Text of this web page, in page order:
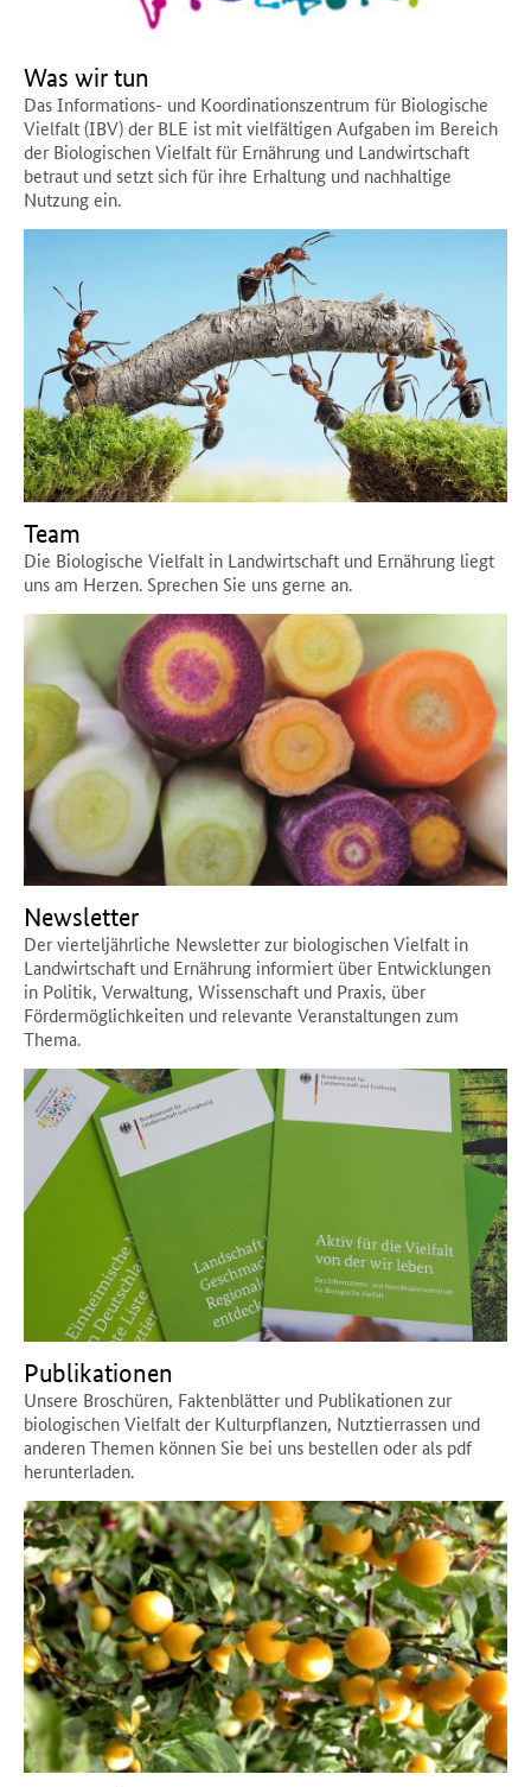
Was wir tun
Das Informations- und Koordinationszentrum für Biologische
Vielfalt (IBV) der BLE ist mit vielfältigen Aufgaben im Bereich
der Biologischen Vielfalt für Ernährung und Landwirtschaft
betraut und setzt sich für ihre Erhaltung und nachhaltige
Nutzung ein.
Team
Die Biologische Vielfalt in Landwirtschaft und Ernährung liegt
uns am Herzen. Sprechen Sie uns gerne an.
Newsletter
Der vierteljährliche Newsletter zur biologischen Vielfalt in
Landwirtschaft und Ernährung informiert über Entwicklungen
in Politik, Verwaltung, Wissenschaft und Praxis, über
Fördermöglichkeiten und relevante Veranstaltungen zum
Thema.
Publikationen
Unsere Broschüren, Faktenblätter und Publikationen zur
biologischen Vielfalt der Kulturpflanzen, Nutztierrassen und
anderen Themen können Sie bei uns bestellen oder als pdf
herunterladen.